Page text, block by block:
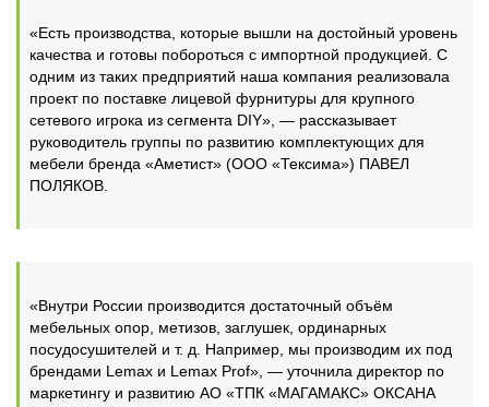
«Есть производства, которые вышли на достойный уровень
качества и готовы побороться с импортной продукцией. С
одним из таких предприятий наша компания реализовала
проект по поставке лицевой фурнитуры для крупного
сетевого игрока из сегмента DIY», — рассказывает
руководитель группы по развитию комплектующих для
мебели бренда «Аметист» (ООО «Тексима») ПАВЕЛ
ПОЛЯКОВ.
«Внутри России производится достаточный объём
мебельных опор, метизов, заглушек, ординарных
посудосушителей и т. д. Например, мы производим их под
брендами Lemax и Lemax Prof», — уточнила директор по
маркетингу и развитию АО «ТПК «МАГАМАКС» ОКСАНА